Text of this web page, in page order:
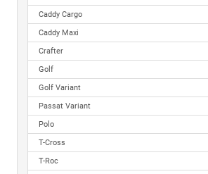
Caddy Cargo
Caddy Maxi
Crafter
Golf
Golf Variant
Passat Variant
Polo
T-Cross
T-Roc